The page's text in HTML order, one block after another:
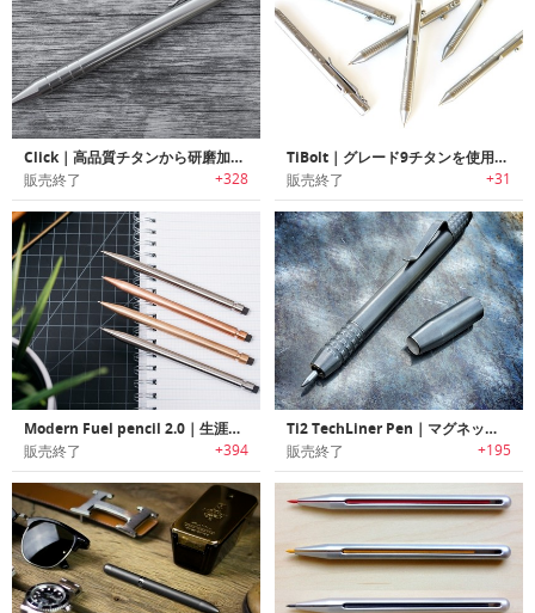
Click｜高品質チタンから研磨加工したパーツのみを使用したクリック式ペン「クリック」
販売終了 +328
TiBolt｜グレード9チタンを使用したボルトアクションペンシル「タイボルト」
販売終了 +31
Modern Fuel pencil 2.0｜生涯使えるミニマルデザインメカニカルペンシル「モダンフュールペンシル2.0」
販売終了 +394
Ti2 TechLiner Pen｜マグネットキャップ付きニードルポイントチタンペン「Ti2テックライナー」
販売終了 +195